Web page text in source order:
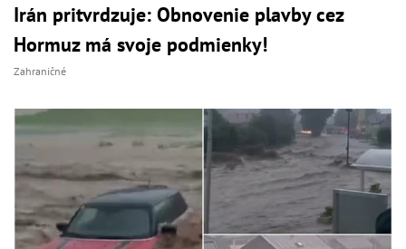
Irán pritvrdzuje: Obnovenie plavby cez
Hormuz má svoje podmienky!
Zahraničné